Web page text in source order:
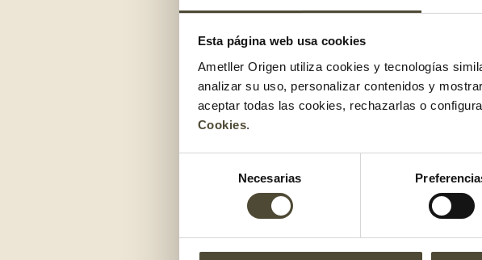
Esta página web usa cookies
Ametller Origen utiliza cookies y tecnologías
analizar su uso, personalizar contenidos y
aceptar todas las cookies, rechazarlas o
Cookies.
consentimiento
Necesarias